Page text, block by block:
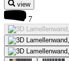
view
7